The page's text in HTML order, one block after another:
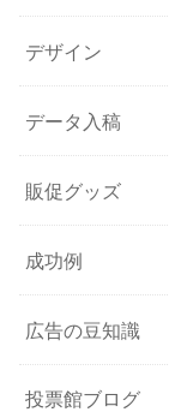
デザイン
データ入稿
販促グッズ
成功例
広告の豆知識
投票館ブログ